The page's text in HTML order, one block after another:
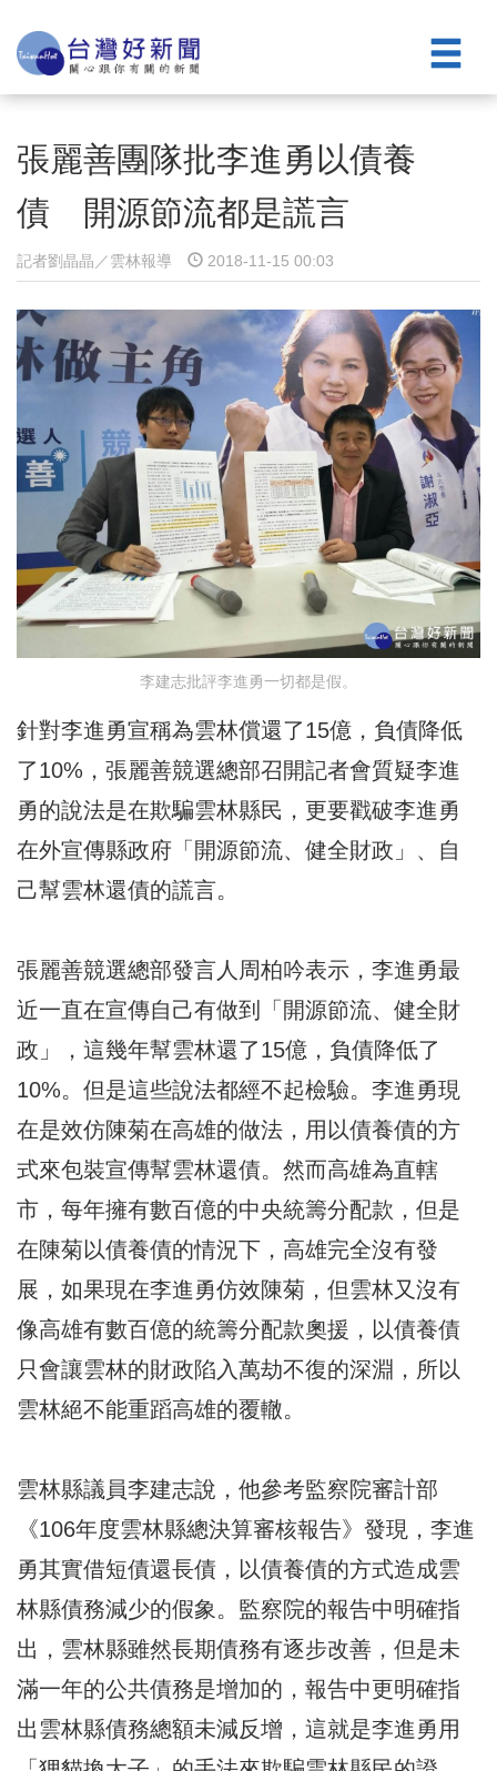
張麗善團隊批李進勇以債養
債 開源節流都是謊言
記者劉晶晶／雲林報導 2018-11-15 00:03
李建志批評李進勇一切都是假。
針對李進勇宣稱為雲林償還了15億，負債降低
了10%，張麗善競選總部召開記者會質疑李進
勇的說法是在欺騙雲林縣民，更要戳破李進勇
在外宣傳縣政府「開源節流、健全財政」、自
己幫雲林還債的謊言。
張麗善競選總部發言人周柏吟表示，李進勇最
近一直在宣傳自己有做到「開源節流、健全財
政」，這幾年幫雲林還了15億，負債降低了
10%。但是這些說法都經不起檢驗。李進勇現
在是效仿陳菊在高雄的做法，用以債養債的方
式來包裝宣傳幫雲林還債。然而高雄為直轄
市，每年擁有數百億的中央統籌分配款，但是
在陳菊以債養債的情況下，高雄完全沒有發
展，如果現在李進勇仿效陳菊，但雲林又沒有
像高雄有數百億的統籌分配款奧援，以債養債
只會讓雲林的財政陷入萬劫不復的深淵，所以
雲林絕不能重蹈高雄的覆轍。
雲林縣議員李建志說，他參考監察院審計部
《106年度雲林縣總決算審核報告》發現，李進
勇其實借短債還長債，以債養債的方式造成雲
林縣債務減少的假象。監察院的報告中明確指
出，雲林縣雖然長期債務有逐步改善，但是未
滿一年的公共債務是增加的，報告中更明確指
出雲林縣債務總額未減反增，這就是李進勇用